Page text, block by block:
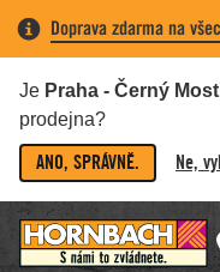
Doprava zdarma na
Je Praha - Černý Most
prodejna?
ANO, SPRÁVNĚ. Ne,